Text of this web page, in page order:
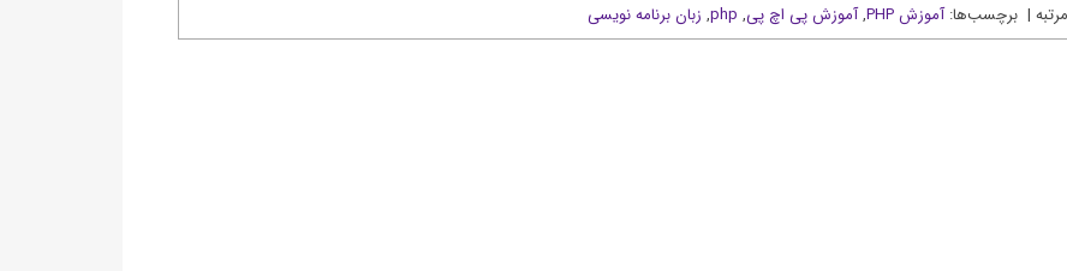
آموزش PHP ,آموزش پی اچ پی,
php
, زبان برنامه نویسی